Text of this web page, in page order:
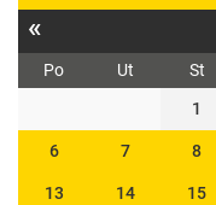
«
Po Ut St
1
6 7 8
13 14 15